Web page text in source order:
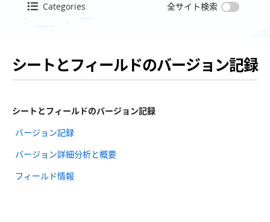
Categories 全サイト検索
シートとフィールドのバージョン記録
シートとフィールドのバージョン記録
バージョン記録
バージョン詳細分析と概要
フィールド情報